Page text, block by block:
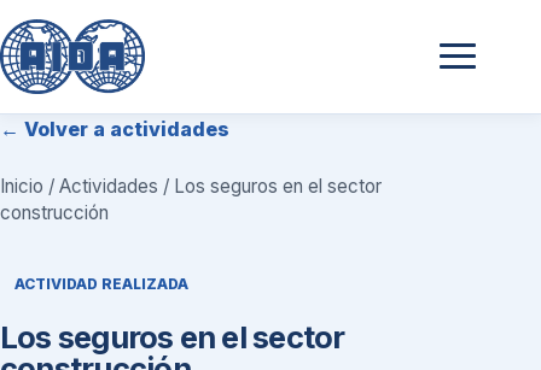
← Volver a actividades
Inicio / Actividades / Los seguros en el sector
construcción
ACTIVIDAD REALIZADA
Los seguros en el sector